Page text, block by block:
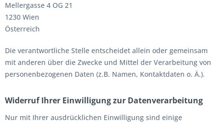
Mellergasse 4 OG 21
1230 Wien
Österreich
Die verantwortliche Stelle entscheidet allein oder gemeinsam
mit anderen über die Zwecke und Mittel der Verarbeitung von
personenbezogenen Daten (z.B. Namen, Kontaktdaten o. Ä.).
Widerruf Ihrer Einwilligung zur Datenverarbeitung
Nur mit Ihrer ausdrücklichen Einwilligung sind einige